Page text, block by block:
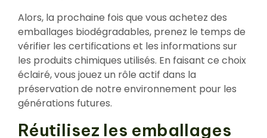
Alors, la prochaine fois que vous achetez des
emballages biodégradables, prenez le temps de
vérifier les certifications et les informations sur
les produits chimiques utilisés. En faisant ce choix
éclairé, vous jouez un rôle actif dans la
préservation de notre environnement pour les
générations futures.
Réutilisez les emballages